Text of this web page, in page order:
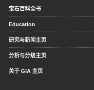
宝石百科全书
Education
研究与新闻主页
分析与分级主页
关于 GIA 主页